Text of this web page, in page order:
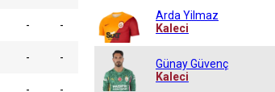
- -
- -
Arda Yilmaz
Kaleci
Günay Güvenç
Kaleci